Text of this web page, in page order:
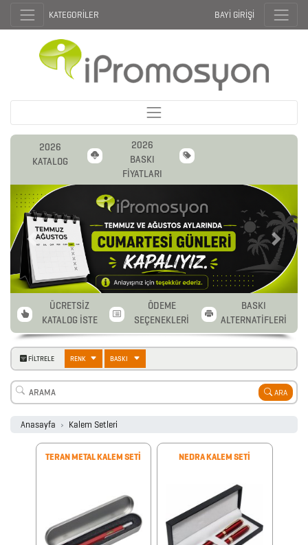
KATEGORİLER BAYİ GİRİŞİ
2026
KATALOG
2026
BASKI
FİYATLARI
Previous Next
ÜCRETSİZ
KATALOG İSTE
ÖDEME
SEÇENEKLERİ
BASKI
ALTERNATİFLERİ
FİLTRELE RENK BASKI
ARA
Anasayfa Kalem Setleri
TERAN METAL KALEM SETİ NEDRA KALEM SETİ